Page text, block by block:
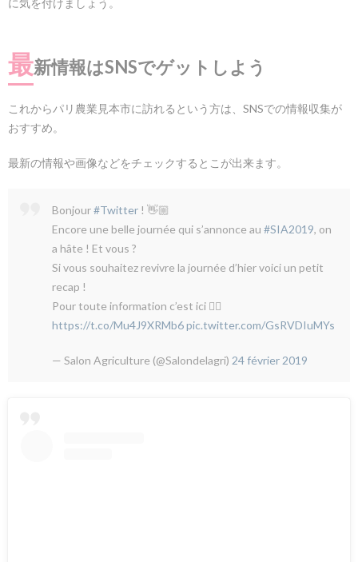
に気を付けましょう。
最新情報はSNSでゲットしよう
これからパリ農業見本市に訪れるという方は、SNSでの情報収集が
おすすめ。
最新の情報や画像などをチェックするとこが出来ます。
Bonjour#Twitter ! 👋🏼
Encore une belle journée qui s’annonce au #SIA2019, on
a hâte ! Et vous ?
Si vous souhaitez revivre la journée d’hier voici un petit
recap !
Pour toute information c’est ici 👉🏽
https://t.co/Mu4J9XRMb6pic.twitter.com/GsRVDIuMYs
— Salon Agriculture (@Salondelagri) 24 février 2019